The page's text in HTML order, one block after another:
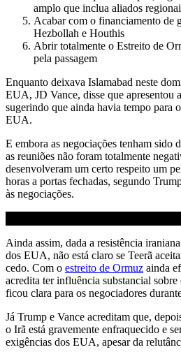
amplo que inclua aliados
Acabar com o financiamento de
Hezbollah e Houthis
Abrir totalmente o Estreito de
pela passagem
Enquanto deixava Islamabad neste
EUA, JD Vance, disse que apresentou
sugerindo que ainda havia tempo para
EUA.
E embora as negociações tenham sido
as reuniões não foram totalmente
desenvolveram um certo respeito um
horas a portas fechadas, segundo
às negociações.
Ainda assim, dada a resistência
dos EUA, não está claro se Teerã
cedo. Com o estreito de Ormuz ainda
acredita ter influência substancial
ficou clara para os negociadores
Já Trump e Vance acreditam que,
o Irã está gravemente enfraquecido e
exigências dos EUA, apesar da